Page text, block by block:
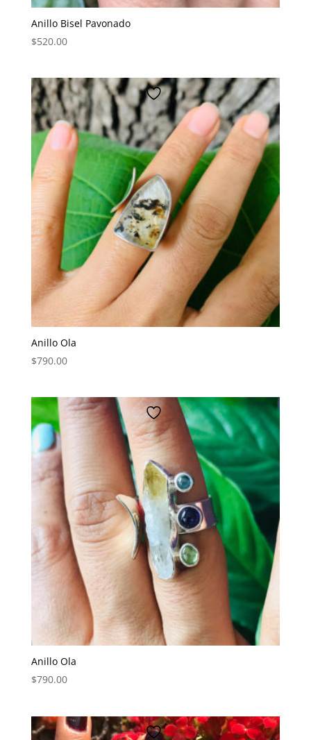
Anillo Bisel Pavonado
$520.00
Anillo Ola
$790.00
Anillo Ola
$790.00